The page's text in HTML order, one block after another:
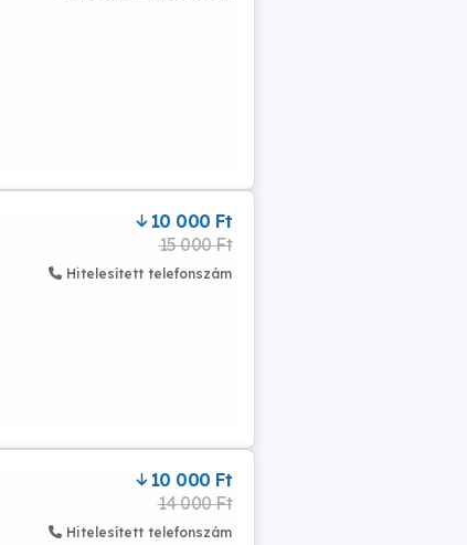
10 000 Ft
15 000 Ft
Hitelesített telefonszám
10 000 Ft
14 000 Ft
Hitelesített telefonszám